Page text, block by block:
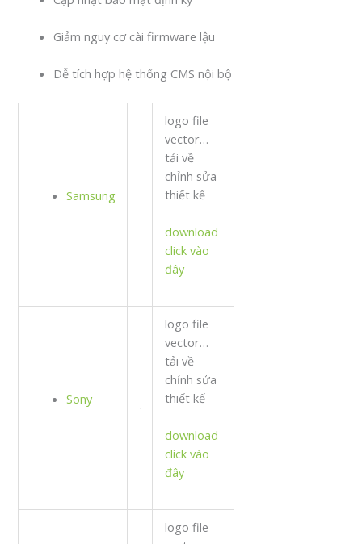
Giảm nguy cơ cài firmware lậu
Dễ tích hợp hệ thống CMS nội bộ
Samsung
logo file
vector…
tải về
chỉnh sửa
thiết kế
download
click vào
đây
Sony
logo file
vector…
tải về
chỉnh sửa
thiết kế
download
click vào
đây
logo file